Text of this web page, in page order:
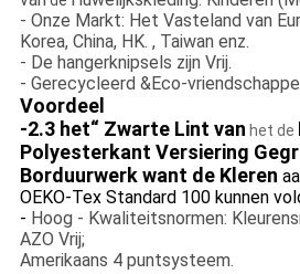
- Onze Markt: Het Vasteland van
Korea, China, HK. , Taiwan enz.
- De hangerknipsels zijn Vrij.
- Gerecycleerd &Eco-
Voordeel
-2.3 het“ Zwarte Lint van het de
Polyesterkant Versiering
Borduurwerk want de Kleren
OEKO-Tex Standard 100 kunnen
- Hoog - Kwaliteitsnormen:
AZO Vrij;
Amerikaans 4 puntsysteem.